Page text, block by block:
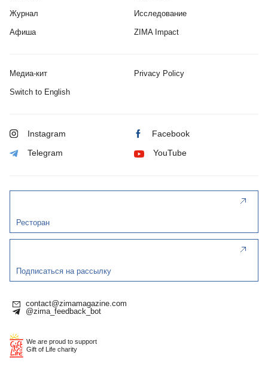
Журнал
Афиша
Исследование
ZIMA Impact
Медиа-кит Privacy Policy
Switch to English
Instagram Facebook
Telegram YouTube
Ресторан
Подписаться на рассылку
contact@zimamagazine.com
@zima_feedback_bot
We are proud to support
Gift of Life charity